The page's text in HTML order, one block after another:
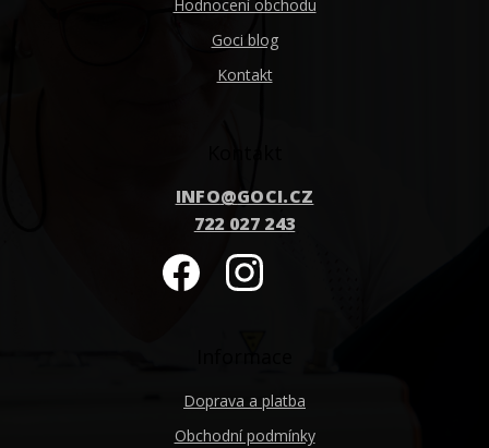
Hodnocení obchodu
Goci blog
Kontakt
INFO@GOCI.CZ
722 027 243
Doprava a platba
Obchodní podmínky